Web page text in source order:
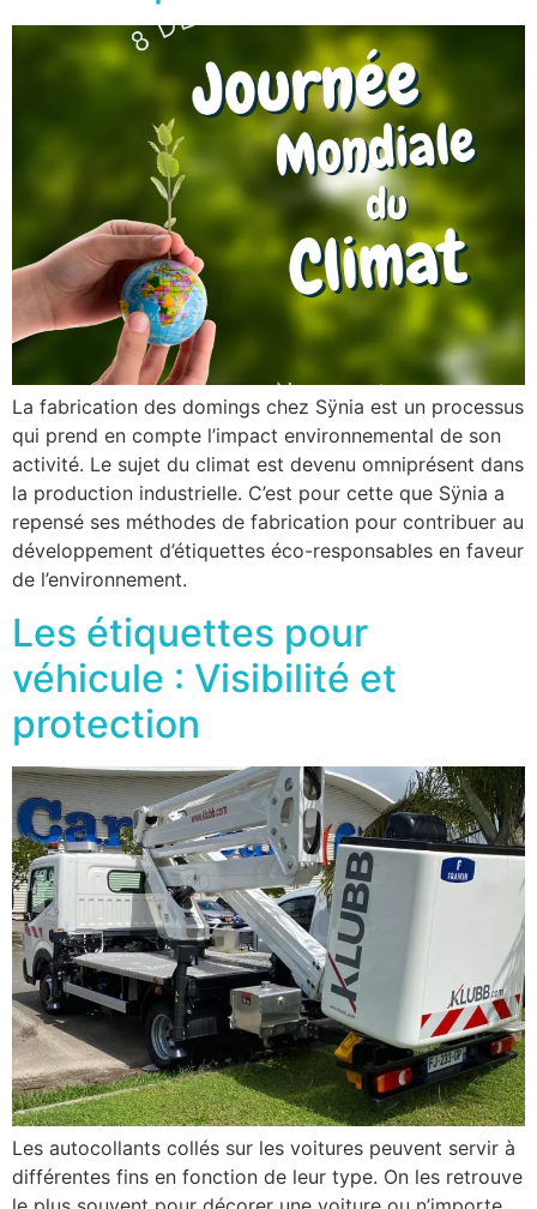
La fabrication des domings chez Sÿnia est un processus
qui prend en compte l’impact environnemental de son
activité. Le sujet du climat est devenu omniprésent dans
la production industrielle. C’est pour cette que Sÿnia a
repensé ses méthodes de fabrication pour contribuer au
développement d’étiquettes éco-responsables en faveur
de l’environnement.
Les étiquettes pour
véhicule : Visibilité et
protection
Les autocollants collés sur les voitures peuvent servir à
différentes fins en fonction de leur type. On les retrouve